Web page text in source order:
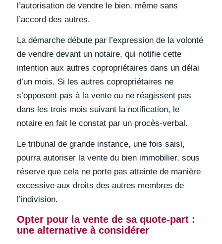
l’autorisation de vendre le bien, même sans
l’accord des autres.
La démarche débute par l’expression de la volonté
de vendre devant un notaire, qui notifie cette
intention aux autres copropriétaires dans un délai
d’un mois. Si les autres copropriétaires ne
s’opposent pas à la vente ou ne réagissent pas
dans les trois mois suivant la notification, le
notaire en fait le constat par un procès-verbal.
Le tribunal de grande instance, une fois saisi,
pourra autoriser la vente du bien immobilier, sous
réserve que cela ne porte pas atteinte de manière
excessive aux droits des autres membres de
l’indivision.
Opter pour la vente de sa quote-part :
une alternative à considérer